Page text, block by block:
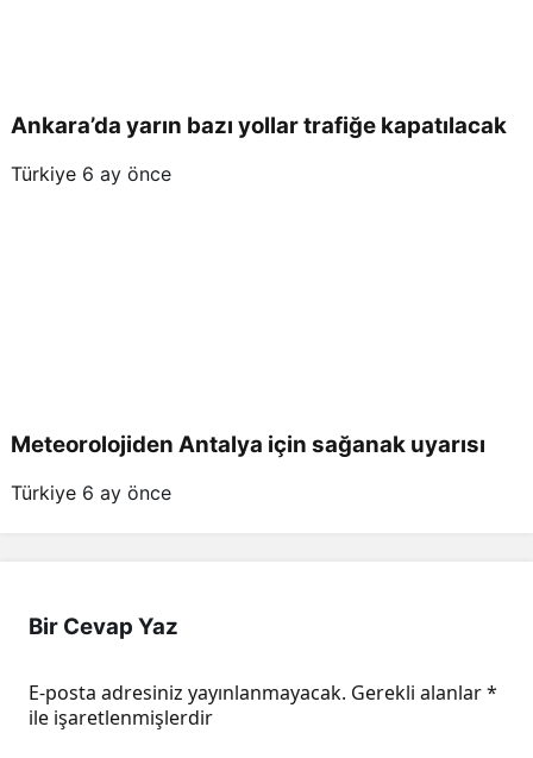
Ankara’da yarın bazı yollar trafiğe kapatılacak
Türkiye 6 ay önce
Meteorolojiden Antalya için sağanak uyarısı
Türkiye 6 ay önce
Bir Cevap Yaz
E-posta adresiniz yayınlanmayacak. Gerekli alanlar*
ile işaretlenmişlerdir